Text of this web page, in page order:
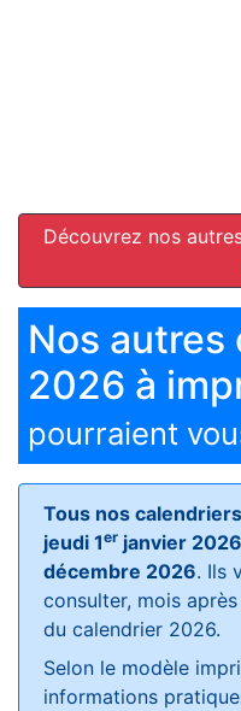
Découvrez nos
Nos autres
2026 à
pourraient
Tous nos
jeudi 1er janvier
décembre 2026. Ils
consulter, mois
du calendrier 2026.
Selon le modèle
informations